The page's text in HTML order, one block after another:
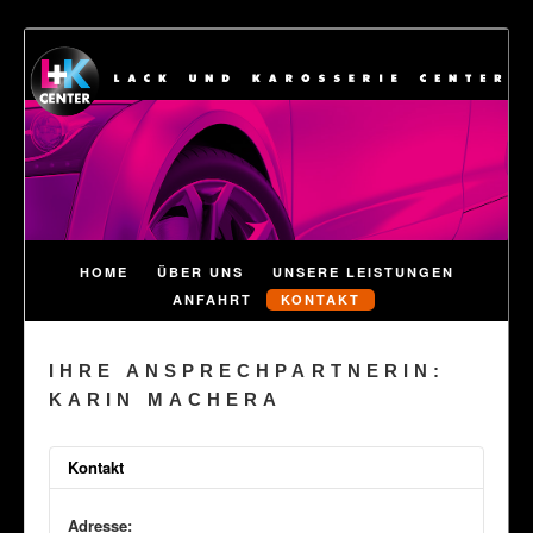
HOME ÜBER UNS
UNSERE LEISTUNGEN
ANFAHRT
KONTAKT
IHRE ANSPRECHPARTNERIN:
KARIN MACHERA
Kontakt
Adresse: